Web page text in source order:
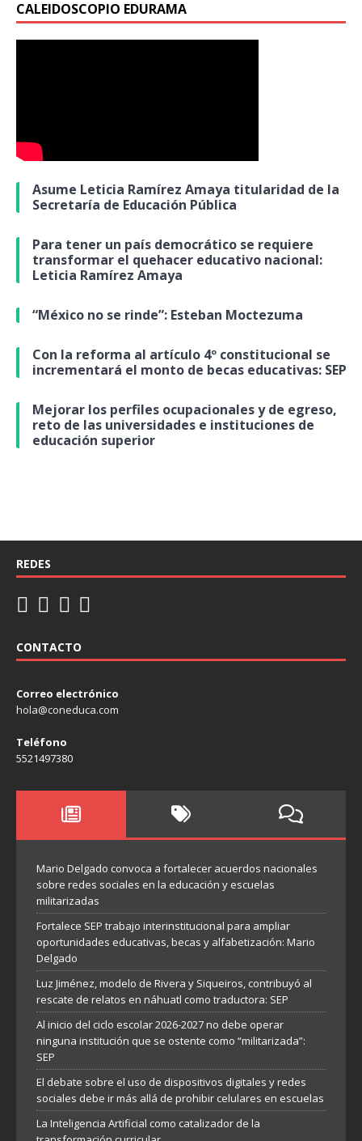
CALEIDOSCOPIO EDURAMA
Asume Leticia Ramírez Amaya titularidad de la
Secretaría de Educación Pública
Para tener un país democrático se requiere
transformar el quehacer educativo nacional:
Leticia Ramírez Amaya
“México no se rinde”: Esteban Moctezuma
Con la reforma al artículo 4º constitucional se
incrementará el monto de becas educativas: SEP
Mejorar los perfiles ocupacionales y de egreso,
reto de las universidades e instituciones de
educación superior
REDES
CONTACTO
Correo electrónico
hola@coneduca.com
Teléfono
5521497380
Mario Delgado convoca a fortalecer acuerdos nacionales
sobre redes sociales en la educación y escuelas
militarizadas
Fortalece SEP trabajo interinstitucional para ampliar
oportunidades educativas, becas y alfabetización: Mario
Delgado
Luz Jiménez, modelo de Rivera y Siqueiros, contribuyó al
rescate de relatos en náhuatl como traductora: SEP
Al inicio del ciclo escolar 2026-2027 no debe operar
ninguna institución que se ostente como “militarizada”:
SEP
El debate sobre el uso de dispositivos digitales y redes
sociales debe ir más allá de prohibir celulares en escuelas
La Inteligencia Artificial como catalizador de la